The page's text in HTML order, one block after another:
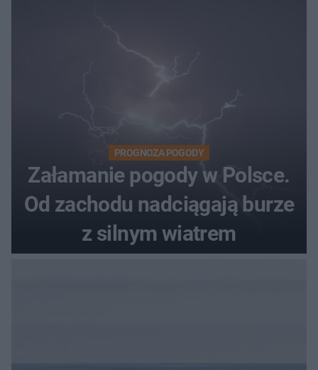
PROGNOZA POGODY
Załamanie pogody w Polsce.
Od zachodu nadciągają burze
z silnym wiatrem